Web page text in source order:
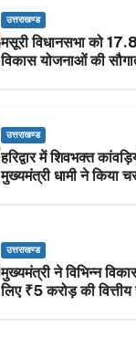
उत्तराखण्ड
मसूरी विधानसभा को
विकास योजनाओं की
उत्तराखण्ड
हरिद्वार में शिवभक्त
मुख्यमंत्री धामी ने किया
उत्तराखण्ड
मुख्यमंत्री ने विभिन्न
लिए ₹5 करोड़ की